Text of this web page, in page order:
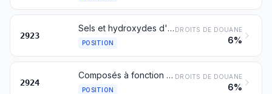
2923
Sels et hydroxydes d'ammonium quaternaires; lécithines et autres phosphoaminolipides, de constitution chimique définie ou non
POSITION
DROITS DE DOUANE
6%
2924
Composés à fonction carboxyamide; composés à fonction amide de l'acide carbonique
POSITION
DROITS DE DOUANE
6%